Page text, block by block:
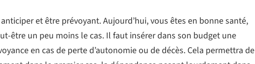
et être prévoyant. Aujourd’hui, vous êtes en bonne santé,
être un peu moins le cas. Il faut insérer dans son budget une
en cas de perte d’autonomie ou de décès. Cela permettra de